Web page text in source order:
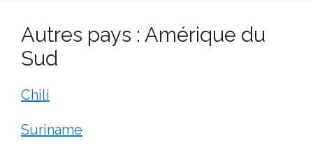
Autres pays : Amérique du
Sud
Chili
Suriname